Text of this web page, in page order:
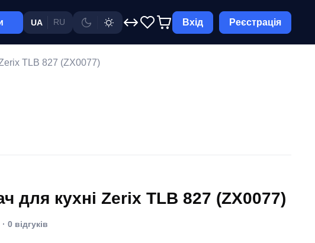
UA RU Вхід Реєстрація
TLB 827 (ZX0077)
для кухні Zerix TLB 827 (ZX0077)
· 0 відгуків